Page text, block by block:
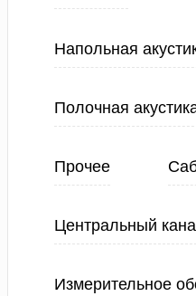
Напольная
Полочная
Прочее
Центральный
Измерительное